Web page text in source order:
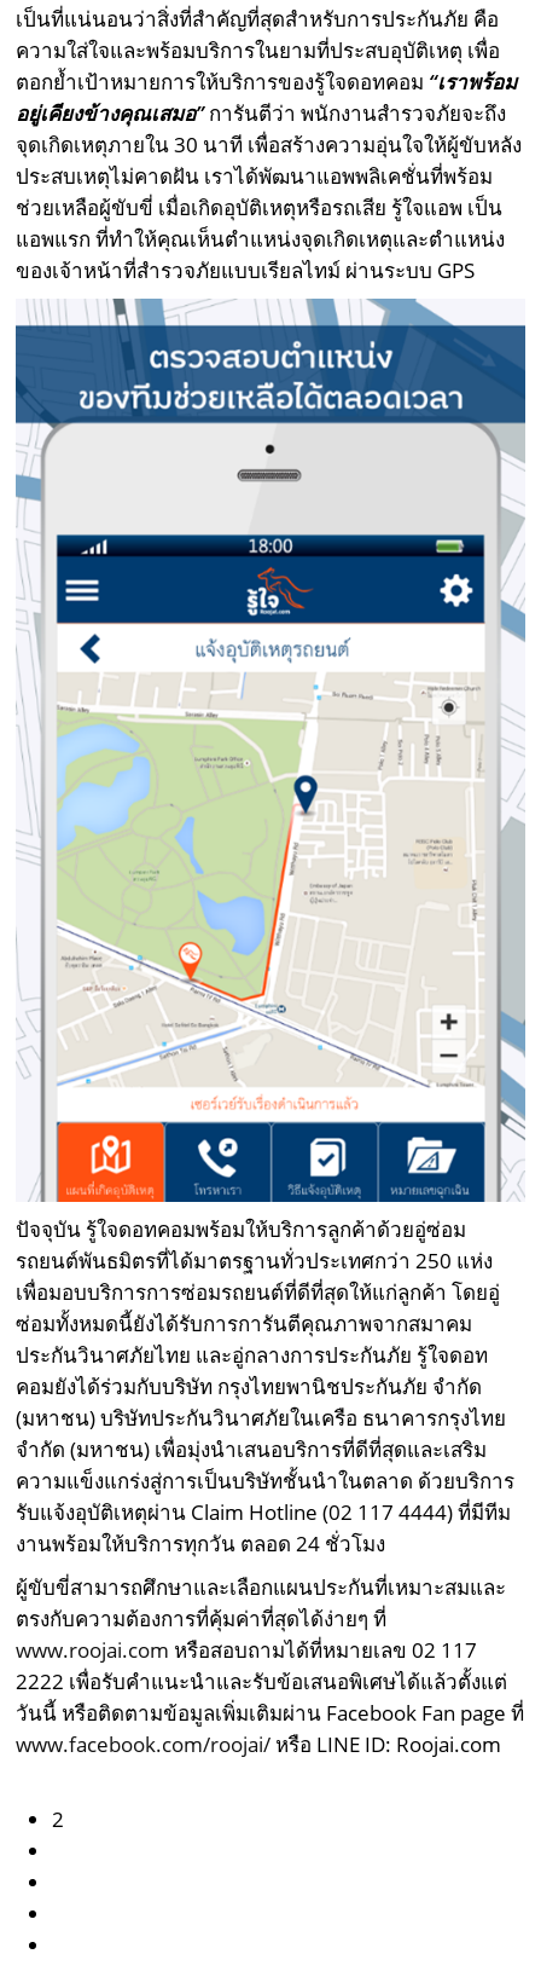
เป็นที่แน่นอนว่าสิ่งที่สำคัญที่สุดสำหรับการประกันภัย คือ
ความใส่ใจและพร้อมบริการในยามที่ประสบอุบัติเหตุ เพื่อ
ตอกย้ำเป้าหมายการให้บริการของรู้ใจดอทคอม “เราพร้อม
อยู่เคียงข้างคุณเสมอ”การันตีว่า พนักงานสำรวจภัยจะถึง
จุดเกิดเหตุภายใน 30 นาที เพื่อสร้างความอุ่นใจให้ผู้ขับหลัง
ประสบเหตุไม่คาดฝัน เราได้พัฒนาแอพพลิเคชั่นที่พร้อม
ช่วยเหลือผู้ขับขี่ เมื่อเกิดอุบัติเหตุหรือรถเสีย รู้ใจแอพ เป็น
แอพแรก ที่ทำให้คุณเห็นตำแหน่งจุดเกิดเหตุและตำแหน่ง
ของเจ้าหน้าที่สำรวจภัยแบบเรียลไทม์ ผ่านระบบ GPS
ปัจจุบัน รู้ใจดอทคอมพร้อมให้บริการลูกค้าด้วยอู่ซ่อม
รถยนต์พันธมิตรที่ได้มาตรฐานทั่วประเทศกว่า 250 แห่ง
เพื่อมอบบริการการซ่อมรถยนต์ที่ดีที่สุดให้แก่ลูกค้า โดยอู่
ซ่อมทั้งหมดนี้ยังได้รับการการันตีคุณภาพจากสมาคม
ประกันวินาศภัยไทย และอู่กลางการประกันภัย รู้ใจดอท
คอมยังได้ร่วมกับบริษัท กรุงไทยพานิชประกันภัย จํากัด
(มหาชน) บริษัทประกันวินาศภัยในเครือ ธนาคารกรุงไทย
จำกัด (มหาชน) เพื่อมุ่งนำเสนอบริการที่ดีที่สุดและเสริม
ความแข็งแกร่งสู่การเป็นบริษัทชั้นนำในตลาด ด้วยบริการ
รับแจ้งอุบัติเหตุผ่าน Claim Hotline (02 117 4444) ที่มีทีม
งานพร้อมให้บริการทุกวัน ตลอด 24 ชั่วโมง
ผู้ขับขี่สามารถศึกษาและเลือกแผนประกันที่เหมาะสมและ
ตรงกับความต้องการที่คุ้มค่าที่สุดได้ง่ายๆ ที่
www.roojai.com หรือสอบถามได้ที่หมายเลข 02 117
2222 เพื่อรับคำแนะนำและรับข้อเสนอพิเศษได้แล้วตั้งแต่
วันนี้ หรือติดตามข้อมูลเพิ่มเติมผ่าน Facebook Fan page ที่
www.facebook.com/roojai/ หรือ LINE ID: Roojai.com
2